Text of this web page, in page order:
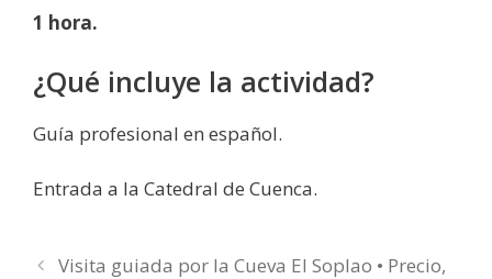
1 hora.
¿Qué incluye la actividad?
Guía profesional en español.
Entrada a la Catedral de Cuenca.
Visita guiada por la Cueva El Soplao • Precio,